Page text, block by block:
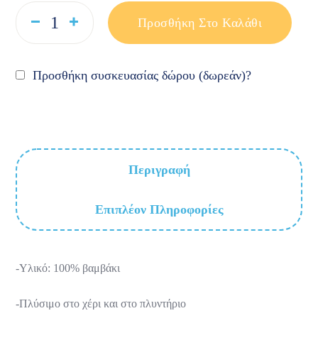
Προσθήκη Στο Καλάθι
Προσθήκη συσκευασίας δώρου (δωρεάν)?
Περιγραφή
Επιπλέον Πληροφορίες
-Υλικό: 100% βαμβάκι
-Πλύσιμο στο χέρι και στο πλυντήριο